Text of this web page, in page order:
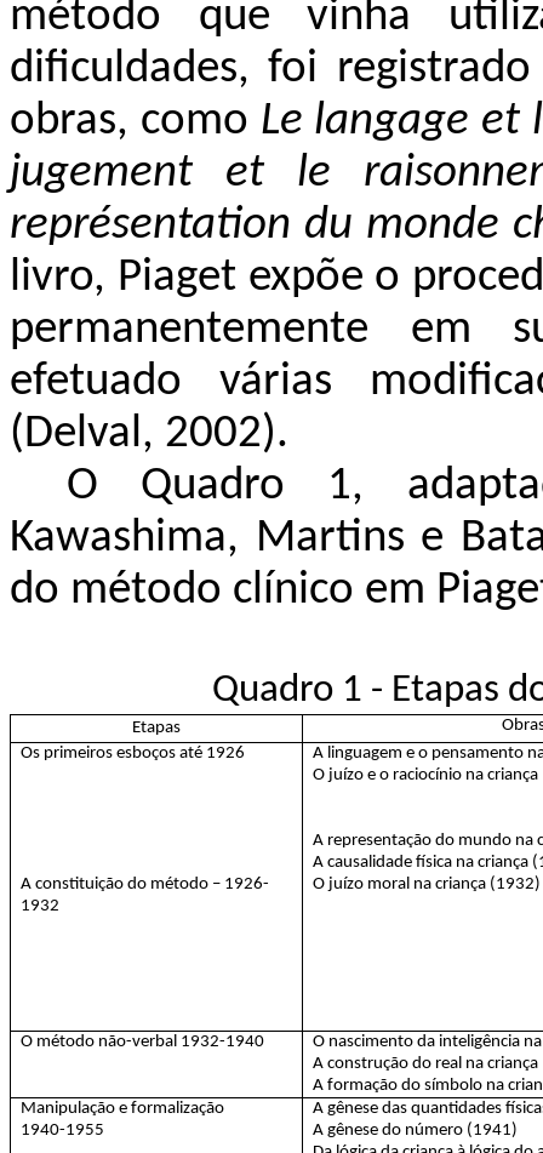
método que vinha
dificuldades, foi
obras, como Le langage et
jugement et le
représentation du monde
livro, Piaget expõe o
permanentemente em
efetuado várias
(Delval, 2002).
O Quadro 1,
Kawashima, Martins e
do método clínico em
Quadro 1 - Etapas
Etapas
Os primeiros esboços até 1926
A constituição do método – 1926-
1932
A linguagem e o pensamento
O juízo e o raciocínio na
A representação do mundo na
A causalidade física na criança
O juízo moral na criança (1932)
O método não-verbal 1932-1940
O nascimento da inteligência
A construção do real na
A formação do símbolo na
Manipulação e formalização
1940-1955
A gênese das quantidades
A gênese do número (1941)